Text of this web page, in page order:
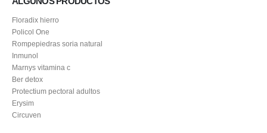
Floradix hierro
Policol One
Rompepiedras soria natural
Inmunol
Marnys vitamina c
Ber detox
Protectium pectoral adultos
Erysim
Circuven